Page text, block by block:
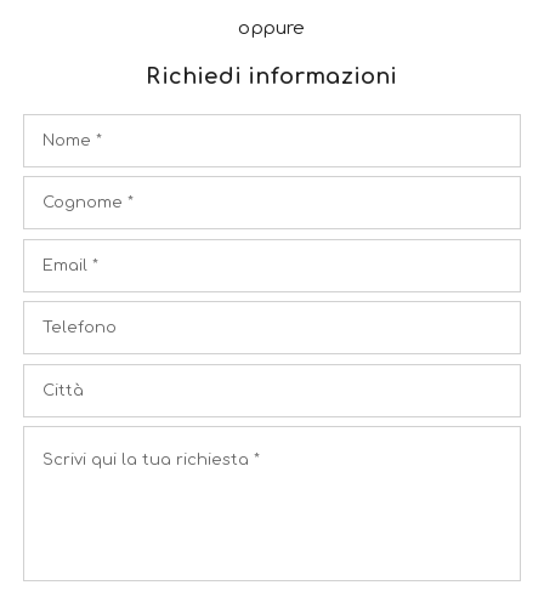
oppure
Richiedi informazioni